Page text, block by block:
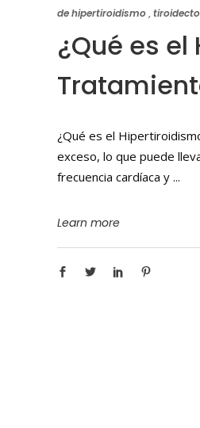
de hipertiroidismo,
¿Qué es
¿Qué es el
exceso, lo que puede
frecuencia cardíaca y
Learn more